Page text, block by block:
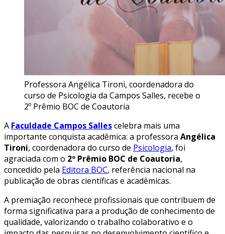
Professora Angélica Tironi, coordenadora do
curso de Psicologia da Campos Salles, recebe o
2º Prêmio BOC de Coautoria
A Faculdade Campos Sallescelebra mais uma
importante conquista acadêmica: a professora Angélica
Tironi, coordenadora do curso de Psicologia, foi
agraciada com o 2º Prêmio BOC de Coautoria,
concedido pela Editora BOC, referência nacional na
publicação de obras científicas e acadêmicas.
A premiação reconhece profissionais que contribuem de
forma significativa para a produção de conhecimento de
qualidade, valorizando o trabalho colaborativo e o